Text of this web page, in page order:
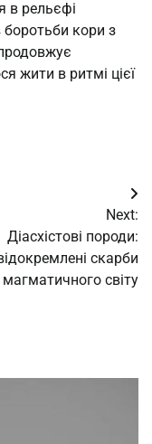
в рельєфі
боротьби кори з
жити в ритмі цієї
Next:
Діасхістові породи:
скарби
магматичного світу